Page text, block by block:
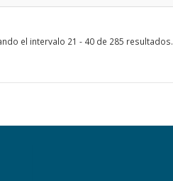
el intervalo 21 - 40 de 285 resultados.